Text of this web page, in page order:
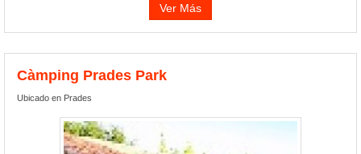
Ver Más
Càmping Prades Park
Ubicado en Prades